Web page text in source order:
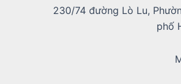
230/74 đường Lò Lu,
phố